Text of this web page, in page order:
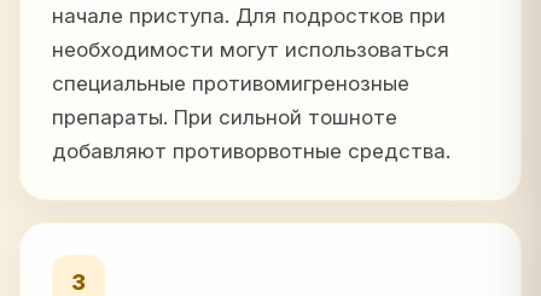
начале приступа. Для подростков при
необходимости могут использоваться
специальные противомигренозные
препараты. При сильной тошноте
добавляют противорвотные средства.
3